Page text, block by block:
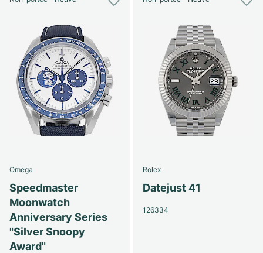
Omega
Speedmaster
Moonwatch
Anniversary Series
"Silver Snoopy
Award"
Rolex
Datejust 41
126334